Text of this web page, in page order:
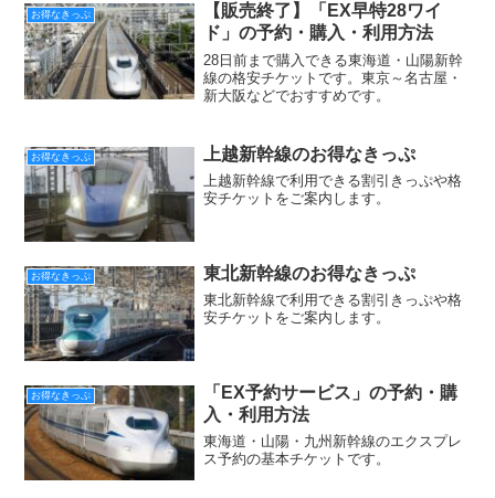
お得なきっぷ
【販売終了】「EX早特28ワイ
ド」の予約・購入・利用方法
28日前まで購入できる東海道・山陽新幹
線の格安チケットです。東京～名古屋・
新大阪などでおすすめです。
お得なきっぷ 上越新幹線のお得なきっぷ
上越新幹線で利用できる割引きっぷや格
安チケットをご案内します。
お得なきっぷ 東北新幹線のお得なきっぷ
東北新幹線で利用できる割引きっぷや格
安チケットをご案内します。
お得なきっぷ
「EX予約サービス」の予約・購
入・利用方法
東海道・山陽・九州新幹線のエクスプレ
ス予約の基本チケットです。